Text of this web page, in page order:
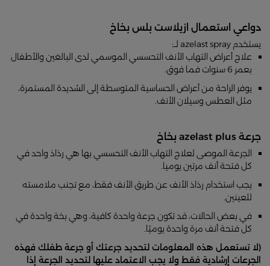
دواعي استعمال ازيلاست بلس بخاخ
يستخدم azelast spray لــ:
علاج أعراض التهاب الأنف التحسسي الموسمي لدى البالغين والأطفال
بعمر 6 سنوات فما فوق.
يوفر الراحة من أعراض الحساسية المتوسطة إلى الشديدة المستمرة،
مثل العطس وسيلان الأنف.
جرعة azelast plus بخاخ
الجرعة الموصى لعلاج التهاب الأنف التحسسي بها هي رذاذ واحد في
كل فتحة أنف مرتين يوميا.
يجب استخدام رذاذ الأنف عن طريق الأنف فقط، مع تجنب ملامسته
للعينين.
في بعض الحالات، قد تكون جرعة واحدة كافية، وهي بخة واحدة في
كل فتحة أنف مرة واحدة يوميًا.
(لا تستعمل هذه المعلومات لتحديد جرعتك أو جرعة طفلك فهذه
الجرعات إرشادية فقط ولا يجب الاعتماد عليها لتحديد الجرعة إذا